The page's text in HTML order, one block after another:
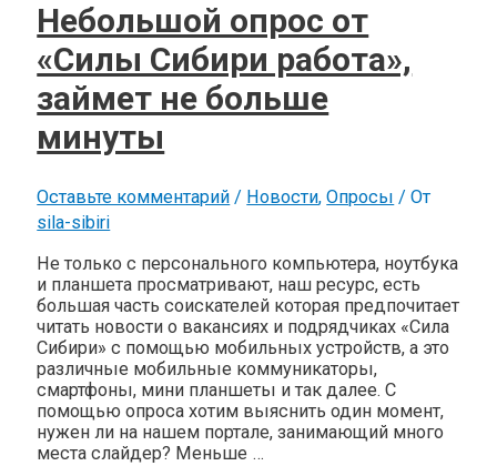
Небольшой опрос от
«Силы Сибири работа»,
займет не больше
минуты
Оставьте комментарий / Новости,Опросы / От
sila-sibiri
Не только с персонального компьютера, ноутбука
и планшета просматривают, наш ресурс, есть
большая часть соискателей которая предпочитает
читать новости о вакансиях и подрядчиках «Сила
Сибири» с помощью мобильных устройств, а это
различные мобильные коммуникаторы,
смартфоны, мини планшеты и так далее. С
помощью опроса хотим выяснить один момент,
нужен ли на нашем портале, занимающий много
места слайдер? Меньше …